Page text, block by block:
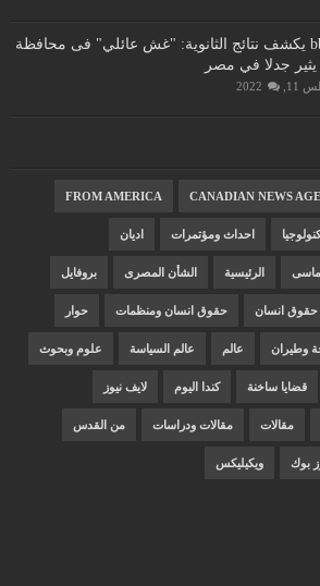
موقعbbc يكشف نتائج الثانوية: "غش عائلي" فى محافظة
جدلا في مصر
2022
CANADIAN NEWS
FROM AMERICA
احداث ومؤتمرات اديان
الرئيسية الشأن المصرى بروفايل
حقوق انسان حقوق انسان ومنظمات حوار
وطيران عالم عالم السياسة علوم وبحوث
قضايا ساخنة كندا اليوم لايف نيوز
مقالات مقالات ودراسات من القدس
بوك ويكيليكس